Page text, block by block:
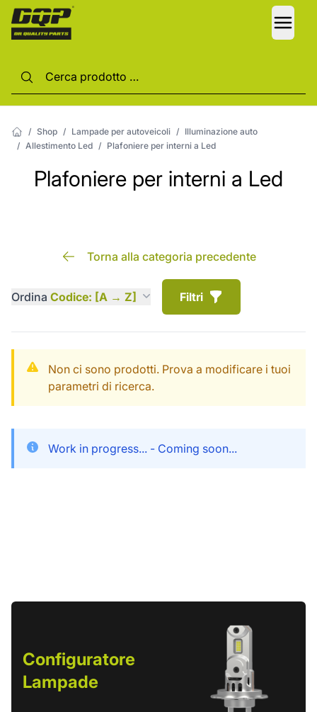
/ Shop / Lampade per autoveicoli / Illuminazione auto
/ Allestimento Led / Plafoniere per interni a Led
Plafoniere per interni a Led
Torna alla categoria precedente
Ordina Codice: [A → Z] Filtri
Non ci sono prodotti. Prova a modificare i tuoi
parametri di ricerca.
Work in progress... - Coming soon...
Configuratore
Lampade